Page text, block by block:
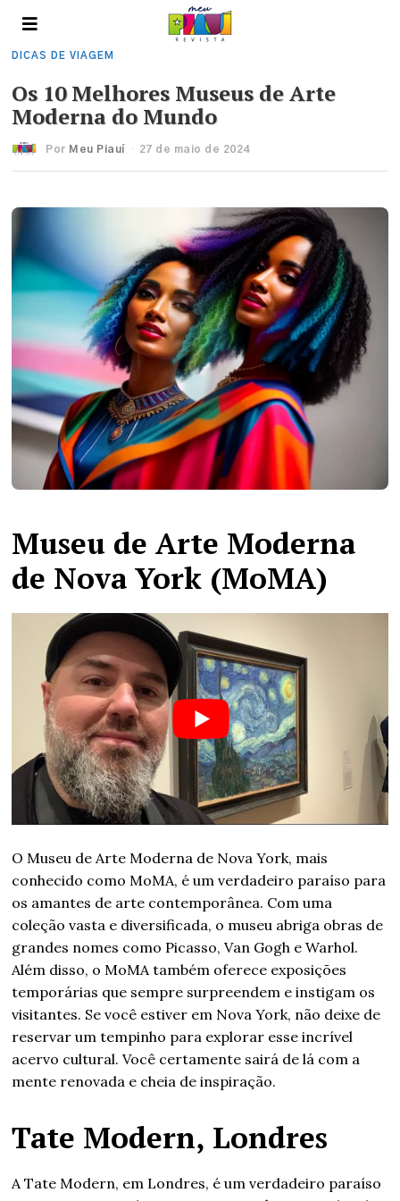
DICAS DE VIAGEM
Os 10 Melhores Museus de Arte
Moderna do Mundo
Por Meu Piauí 27 de maio de 2024
Museu de Arte Moderna
de Nova York (MoMA)
O Museu de Arte Moderna de Nova York, mais
conhecido como MoMA, é um verdadeiro paraíso para
os amantes de arte contemporânea. Com uma
coleção vasta e diversificada, o museu abriga obras de
grandes nomes como Picasso, Van Gogh e Warhol.
Além disso, o MoMA também oferece exposições
temporárias que sempre surpreendem e instigam os
visitantes. Se você estiver em Nova York, não deixe de
reservar um tempinho para explorar esse incrível
acervo cultural. Você certamente sairá de lá com a
mente renovada e cheia de inspiração.
Tate Modern, Londres
A Tate Modern, em Londres, é um verdadeiro paraíso